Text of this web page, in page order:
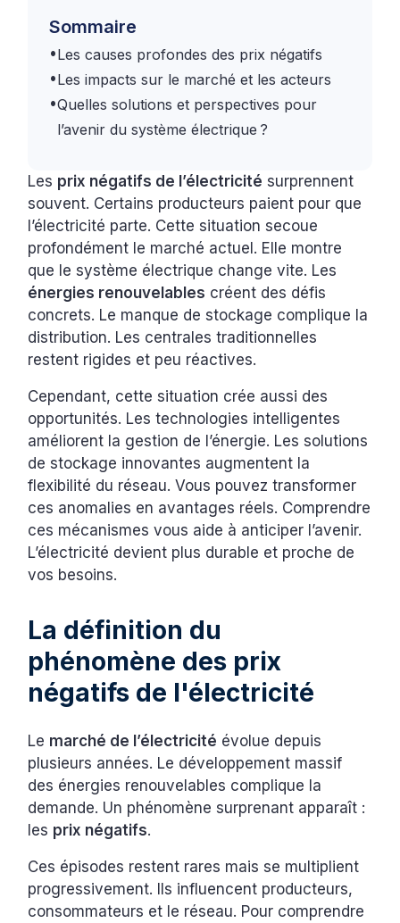
Sommaire
•Les causes profondes des prix négatifs
•Les impacts sur le marché et les acteurs
•Quelles solutions et perspectives pour
l’avenir du système électrique ?
Les prix négatifs de l’électricité surprennent
souvent. Certains producteurs paient pour que
l’électricité parte. Cette situation secoue
profondément le marché actuel. Elle montre
que le système électrique change vite. Les
énergies renouvelables créent des défis
concrets. Le manque de stockage complique la
distribution. Les centrales traditionnelles
restent rigides et peu réactives.
Cependant, cette situation crée aussi des
opportunités. Les technologies intelligentes
améliorent la gestion de l’énergie. Les solutions
de stockage innovantes augmentent la
flexibilité du réseau. Vous pouvez transformer
ces anomalies en avantages réels. Comprendre
ces mécanismes vous aide à anticiper l’avenir.
L’électricité devient plus durable et proche de
vos besoins.
La définition du
phénomène des prix
négatifs de l'électricité
Le marché de l’électricité évolue depuis
plusieurs années. Le développement massif
des énergies renouvelables complique la
demande. Un phénomène surprenant apparaît :
les prix négatifs.
Ces épisodes restent rares mais se multiplient
progressivement. Ils influencent producteurs,
consommateurs et le réseau. Pour comprendre